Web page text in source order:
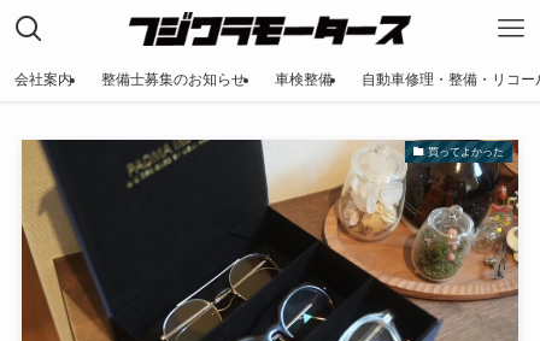
会社案内 整備士募集のお知らせ 車検整備 自動車修理・整備・リコー
買ってよかった